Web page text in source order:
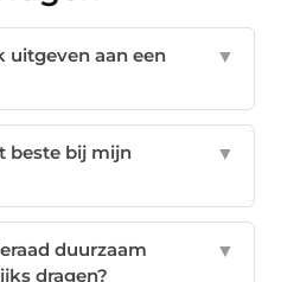
uitgeven aan een
▼
beste bij mijn
▼
duurzaam
dragen?
▼